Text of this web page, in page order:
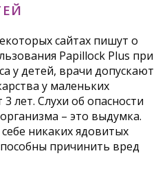
сайтах пишут о
Papillock Plus при
у детей, врачи допускают
у маленьких
лет. Слухи об опасности
– это выдумка.
никаких ядовитых
причинить вред